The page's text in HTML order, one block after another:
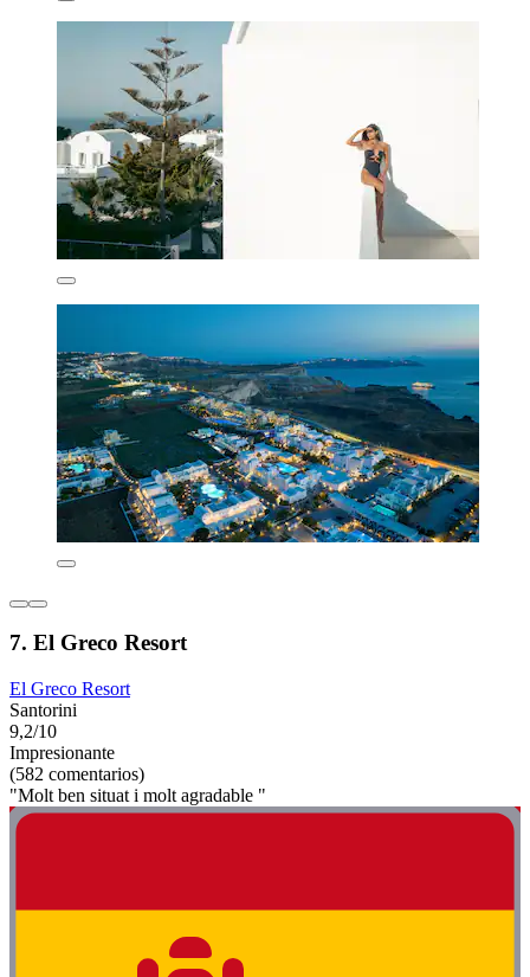
7. El Greco Resort
El Greco Resort
Santorini
9,2/10
Impresionante
(582 comentarios)
"Molt ben situat i molt agradable "